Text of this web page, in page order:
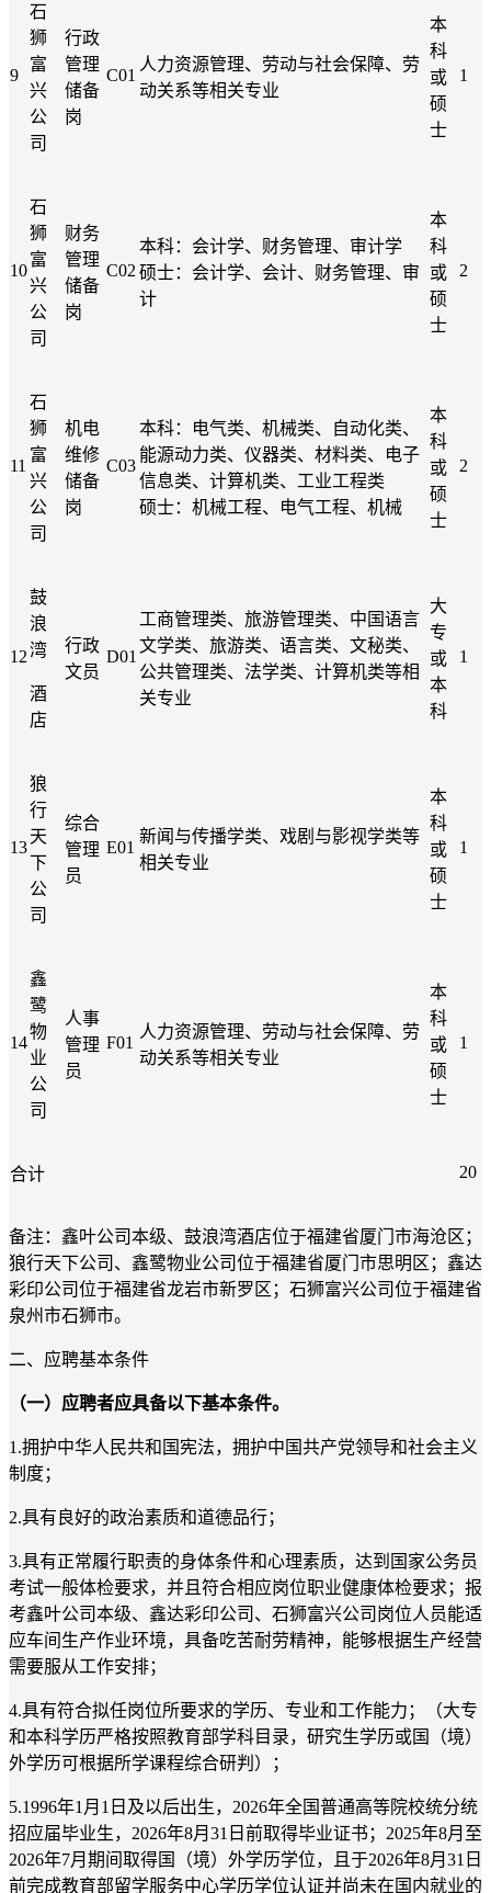
9
石
狮
富
兴
公
司
行政
管理
储备
岗
C01
人力资源管理、劳动与社会保障、劳
动关系等相关专业
本
科
或
硕
士
1
10
石
狮
富
兴
公
司
财务
管理
储备
岗
C02
本科：会计学、财务管理、审计学
硕士：会计学、会计、财务管理、审
计
本
科
或
硕
士
2
11
石
狮
富
兴
公
司
机电
维修
储备
岗
C03
本科：电气类、机械类、自动化类、
能源动力类、仪器类、材料类、电子
信息类、计算机类、工业工程类
硕士：机械工程、电气工程、机械
本
科
或
硕
士
2
12
鼓
浪
湾
酒
店
行政
文员
D01
工商管理类、旅游管理类、中国语言
文学类、旅游类、语言类、文秘类、
公共管理类、法学类、计算机类等相
关专业
大
专
或
本
科
1
13
狼
行
天
下
公
司
综合
管理
员
E01
新闻与传播学类、戏剧与影视学类等
相关专业
本
科
或
硕
士
1
14
鑫
鹭
物
业
公
司
人事
管理
员
F01
人力资源管理、劳动与社会保障、劳
动关系等相关专业
本
科
或
硕
士
1
合计 20
备注：鑫叶公司本级、 鼓浪湾酒店位于福建省厦门市海沧区；
狼行天下公司、鑫鹭物业公司位于福建省厦门市思明区； 鑫达
彩印公司位于福建省龙岩市新罗区 ； 石狮富兴公司位于福建省
泉州市石狮市。
二、应聘基本条件
（一） 应聘者应具备以下基本条件。
1.拥护中华人民共和国宪法，拥护中国共产党领导和社会主义
制度；
2.具有良好的政治素质和道德品行；
3.具有正常履行职责的身体条件和心理素质，达到国家公务员
考试一般体检要求，并且符合相应岗位职业健康体检要求； 报
考鑫叶公司本级、鑫达彩印公司、石狮富兴公司岗位人员能适
应车间 生产作业环境，具备吃苦耐劳精神，能够根据生产经营
需要服从工作安排；
4.具有符合拟任岗位所要求的学历、专业和工作能力； （大专
和本科学历严格按照教育部学科目录，研究生学历或国（境）
外学历可根据所学课程综合研判 ）；
5.1996年1月1日及以后出生，2026年全国普通高等院校统分统
招应届毕业生，2026年8月31日前取得毕业证书 ； 2025年8月至
2026年7月期间取得国
（境） 外学历学位，且于2026年8月31日
前完成教育部留学服务中心学历学位认证并尚未在国内就业的